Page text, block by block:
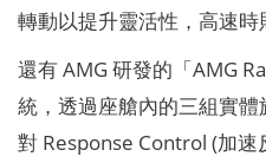
轉動以提升靈活性，高速時
還有 AMG 研發的「AMG
統，透過座艙內的三組實
對 Response Control (加速